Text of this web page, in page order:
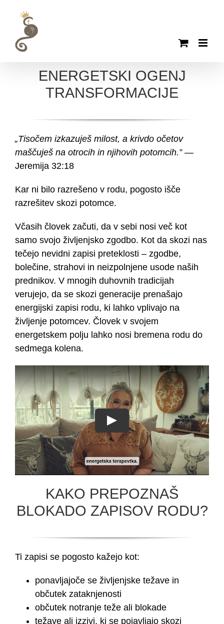
content
ENERGETSKI OGENJ
TRANSFORMACIJE
„Tisočem izkazuješ milost, a krivdo očetov
maščuješ na otrocih in njihovih potomcih.”—
Jeremija 32:18
Kar ni bilo razrešeno v rodu, pogosto išče
razrešitev skozi potomce.
Včasih človek začuti, da v sebi nosi več kot
samo svojo življenjsko zgodbo. Kot da skozi nas
tečejo nevidni zapisi preteklosti – zgodbe,
bolečine, strahovi in neizpolnjene usode naših
prednikov. V mnogih duhovnih tradicijah
verujejo, da se skozi generacije prenašajo
energijski zapisi rodu, ki lahko vplivajo na
življenje potomcev. Človek v svojem
energetskem polju lahko nosi bremena rodu do
sedmega kolena.
KAKO PREPOZNAŠ
BLOKADO ZAPISOV RODU?
Ti zapisi se pogosto kažejo kot:
ponavljajoče se življenjske težave in
občutek zataknjenosti
občutek notranje teže ali blokade
težave ali izzivi, ki se pojavljajo skozi